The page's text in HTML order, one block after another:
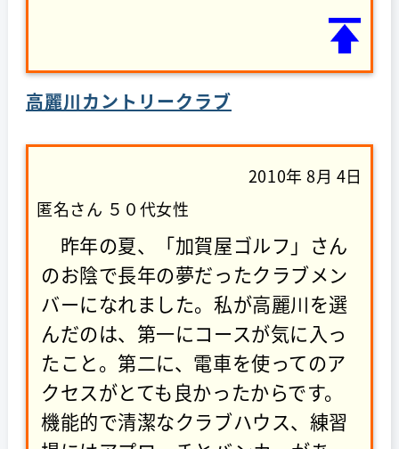
高麗川カントリークラブ
2010年 8月 4日
匿名さん ５０代女性
昨年の夏、「加賀屋ゴルフ」さん
のお陰で長年の夢だったクラブメン
バーになれました。私が高麗川を選
んだのは、第一にコースが気に入っ
たこと。第二に、電車を使ってのア
クセスがとても良かったからです。
機能的で清潔なクラブハウス、練習